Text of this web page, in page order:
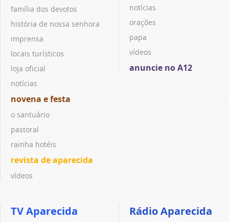
família dos devotos
história de nossa senhora
imprensa
locais turísticos
loja oficial
notícias
novena e festa
o santuário
pastoral
rainha hotéis
revista de aparecida
vídeos
notícias
orações
papa
vídeos
anuncie no A12
TV Aparecida Rádio Aparecida